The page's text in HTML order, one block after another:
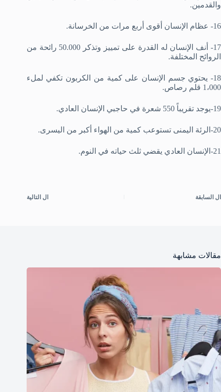
والقدمين.
16- عظام الإنسان أقوى أربع مرات من الخرسانة.
17- أنف الإنسان له القدرة على تمييز وتذكر 50.000 رائحة من
الروائح المختلفة.
18- يحتوي جسم الإنسان على كمية من الكربون تكفي لملء
1،000 قلم رصاص.
19-يوجد تقريباً 550 شعرة في حاجبي الإنسان العادي.
20-الرئة اليمنى تستوعب كمية من الهواء أكبر من اليسرى.
21-الإنسان العادي يقضي ثلث حياته في النوم.
ال السابقة ال التالية
مقالات مشابهة